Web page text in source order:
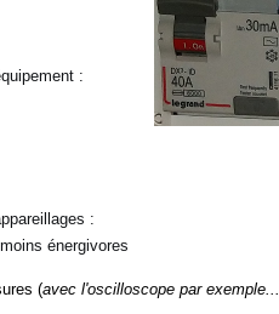
:
:
énergivores
(avec l'oscilloscope par exemple...